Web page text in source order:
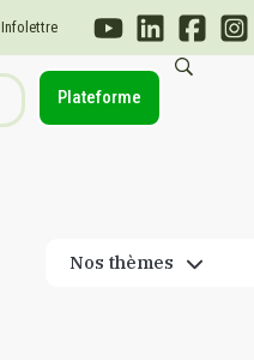
Infolettre
Plateforme
Nos thèmes